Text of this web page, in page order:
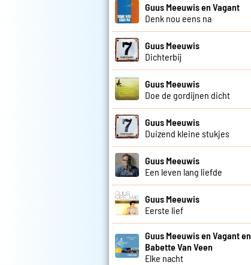
Guus Meeuwis en Vagant
Denk nou eens na
Guus Meeuwis
Dichterbij
Guus Meeuwis
Doe de gordijnen dicht
Guus Meeuwis
Duizend kleine stukjes
Guus Meeuwis
Een leven lang liefde
Guus Meeuwis
Eerste lief
Guus Meeuwis en Vagant en
Babette Van Veen
Elke nacht